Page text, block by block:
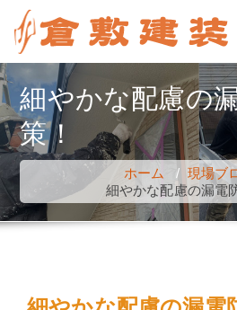
テ
ン
ツ
へ
ス
キ
ッ
プ
細やかな配慮の
策！
ホーム / 現場ブ
細やかな配慮の漏電